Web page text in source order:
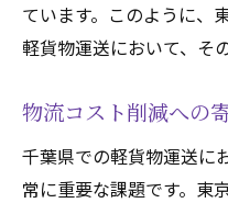
ています。このように、
軽貨物運送において、そ
物流コスト削減への
千葉県での軽貨物運送に
常に重要な課題です。東